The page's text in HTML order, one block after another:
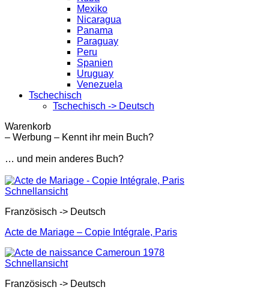
Mexiko
Nicaragua
Panama
Paraguay
Peru
Spanien
Uruguay
Venezuela
Tschechisch
Tschechisch -> Deutsch
Warenkorb
– Werbung – Kennt ihr mein Buch?
… und mein anderes Buch?
Schnellansicht
Französisch -> Deutsch
Acte de Mariage – Copie Intégrale, Paris
Schnellansicht
Französisch -> Deutsch